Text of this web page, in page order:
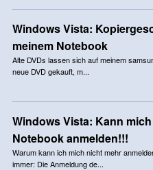
Windows Vista:
meinem Notebook
Alte DVDs lassen sich auf meinem
neue DVD gekauft, m...
Windows Vista: Kann
Notebook anmelden!!!
Warum kann ich mich nicht mehr
immer: Die Anmeldung de...